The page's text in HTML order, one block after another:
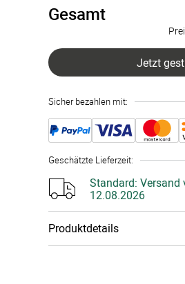
407 Stück
1223 Stück
1631 Stück
2039 Stück
2447 Stück
2855 Stück
3263 Stück
Gesamt
Jetzt
Sicher bezahlen mit:
Geschätzte Lieferzeit:
Standard: Versand
12.08.2026
Produktdetails